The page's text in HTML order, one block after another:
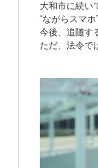
大和市に続い
“ながらスマ
今後、追随す
ただ、法令で